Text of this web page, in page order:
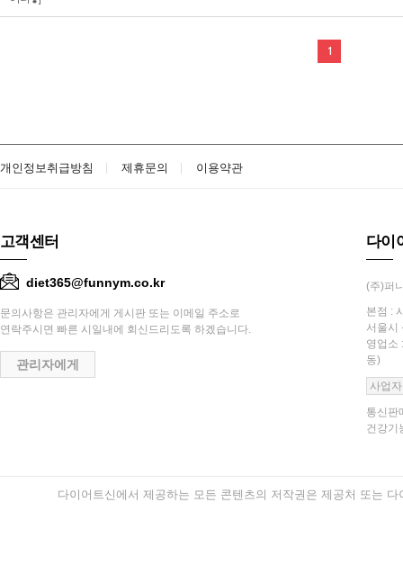
1
개인정보취급방침 제휴문의 이용약관
고객센터
diet365@funnym.co.kr
문의사항은 관리자에게 게시판 또는 이메일 주소로
연락주시면 빠른 시일내에 회신드리도록 하겠습니다.
관리자에게
다이
(주)퍼
본점 :
서울시
영업소
동)
사업
통신판
건강기
다이어트신에서 제공하는 모든 콘텐츠의 저작권은 제공처 또는